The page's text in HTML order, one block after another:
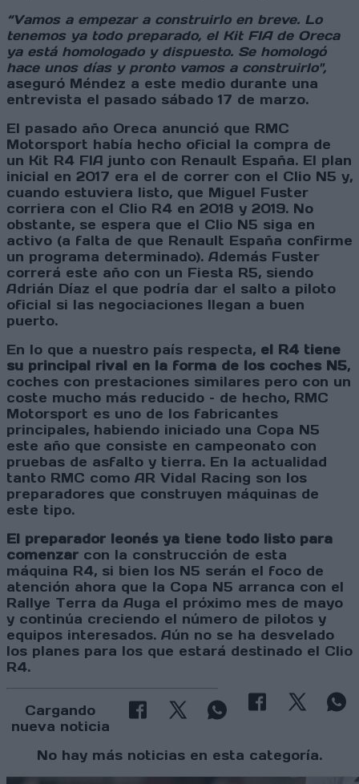
“Vamos a empezar a construirlo en breve. Lo
tenemos ya todo preparado, el Kit FIA de Oreca
ya está homologado y dispuesto. Se homologó
hace unos días y pronto vamos a construirlo",
aseguró Méndez a este medio durante una
entrevista el pasado sábado 17 de marzo.
El pasado año Oreca anunció que RMC
Motorsport había hecho oficial la compra de
un Kit R4 FIA junto con Renault España. El plan
inicial en 2017 era el de correr con el Clio N5 y,
cuando estuviera listo, que Miguel Fuster
corriera con el Clio R4 en 2018 y 2019. No
obstante, se espera que el Clio N5 siga en
activo (a falta de que Renault España confirme
un programa determinado). Además Fuster
correrá este año con un Fiesta R5, siendo
Adrián Díaz el que podría dar el salto a piloto
oficial si las negociaciones llegan a buen
puerto.
En lo que a nuestro país respecta, el R4 tiene
su principal rival en la forma de los coches N5,
coches con prestaciones similares pero con un
coste mucho más reducido – de hecho, RMC
Motorsport es uno de los fabricantes
principales, habiendo iniciado una Copa N5
este año que consiste en campeonato con
pruebas de asfalto y tierra. En la actualidad
tanto RMC como AR Vidal Racing son los
preparadores que construyen máquinas de
este tipo.
El preparador leonés ya tiene todo listo para
comenzar con la construcción de esta
máquina R4, si bien los N5 serán el foco de
atención ahora que la Copa N5 arranca con el
Rallye Terra da Auga el próximo mes de mayo
y continúa creciendo el número de pilotos y
equipos interesados. Aún no se ha desvelado
los planes para los que estará destinado el Clio
R4.
Cargando
nueva noticia
No hay más noticias en esta categoría.